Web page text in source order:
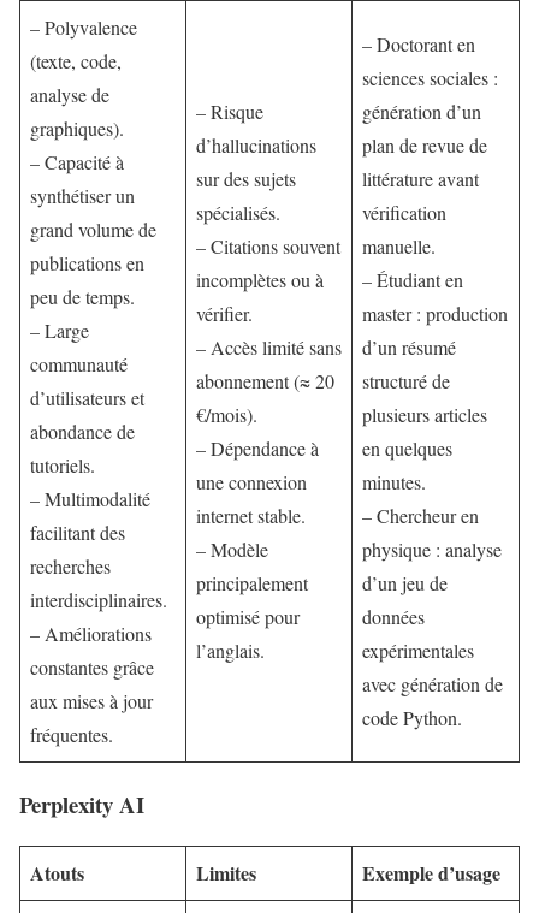
– Polyvalence
(texte, code,
analyse de
graphiques).
– Capacité à
synthétiser un
grand volume de
publications en
peu de temps.
– Large
communauté
d’utilisateurs et
abondance de
tutoriels.
– Multimodalité
facilitant des
recherches
interdisciplinaires.
– Améliorations
constantes grâce
aux mises à jour
fréquentes.
– Risque
d’hallucinations
sur des sujets
spécialisés.
– Citations souvent
incomplètes ou à
vérifier.
– Accès limité sans
abonnement (≈ 20
€/mois).
– Dépendance à
une connexion
internet stable.
– Modèle
principalement
optimisé pour
l’anglais.
– Doctorant en
sciences sociales :
génération d’un
plan de revue de
littérature avant
vérification
manuelle.
– Étudiant en
master : production
d’un résumé
structuré de
plusieurs articles
en quelques
minutes.
– Chercheur en
physique : analyse
d’un jeu de
données
expérimentales
avec génération de
code Python.
Perplexity AI
Atouts Limites Exemple d’usage